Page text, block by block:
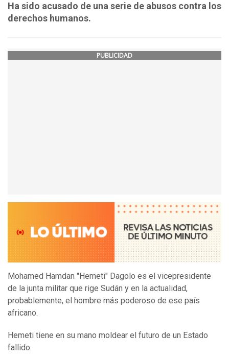
Ha sido acusado de una serie de abusos contra los
derechos humanos.
PUBLICIDAD
Mohamed Hamdan "Hemeti" Dagolo es el vicepresidente
de la junta militar que rige Sudán y en la actualidad,
probablemente, el hombre más poderoso de ese país
africano.
Hemeti tiene en su mano moldear el futuro de un Estado
fallido.